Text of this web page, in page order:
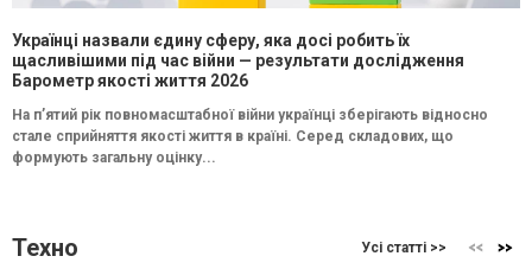
Українці назвали єдину сферу, яка досі робить їх
щасливішими під час війни — результати дослідження
Барометр якості життя 2026
На п’ятий рік повномасштабної війни українці зберігають відносно
стале сприйняття якості життя в країні. Серед складових, що
формують загальну оцінку...
Техно Усі статті >>